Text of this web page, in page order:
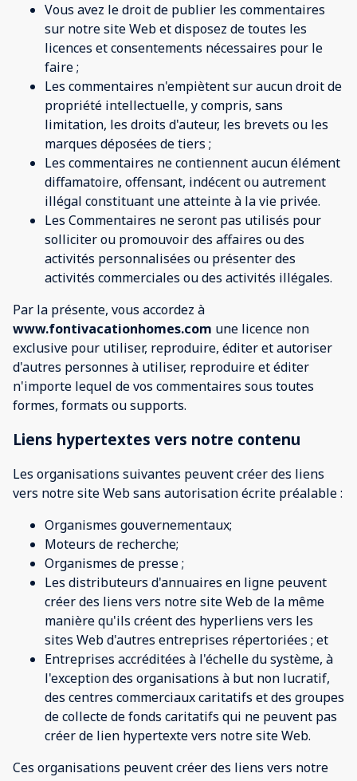
Vous avez le droit de publier les commentaires
sur notre site Web et disposez de toutes les
licences et consentements nécessaires pour le
faire ;
Les commentaires n'empiètent sur aucun droit de
propriété intellectuelle, y compris, sans
limitation, les droits d'auteur, les brevets ou les
marques déposées de tiers ;
Les commentaires ne contiennent aucun élément
diffamatoire, offensant, indécent ou autrement
illégal constituant une atteinte à la vie privée.
Les Commentaires ne seront pas utilisés pour
solliciter ou promouvoir des affaires ou des
activités personnalisées ou présenter des
activités commerciales ou des activités illégales.
Par la présente, vous accordez à
www.fontivacationhomes.com une licence non
exclusive pour utiliser, reproduire, éditer et autoriser
d'autres personnes à utiliser, reproduire et éditer
n'importe lequel de vos commentaires sous toutes
formes, formats ou supports.
Liens hypertextes vers notre contenu
Les organisations suivantes peuvent créer des liens
vers notre site Web sans autorisation écrite préalable :
Organismes gouvernementaux;
Moteurs de recherche;
Organismes de presse ;
Les distributeurs d'annuaires en ligne peuvent
créer des liens vers notre site Web de la même
manière qu'ils créent des hyperliens vers les
sites Web d'autres entreprises répertoriées ; et
Entreprises accréditées à l'échelle du système, à
l'exception des organisations à but non lucratif,
des centres commerciaux caritatifs et des groupes
de collecte de fonds caritatifs qui ne peuvent pas
créer de lien hypertexte vers notre site Web.
Ces organisations peuvent créer des liens vers notre